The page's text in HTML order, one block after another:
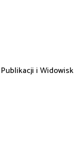
i Widowisk